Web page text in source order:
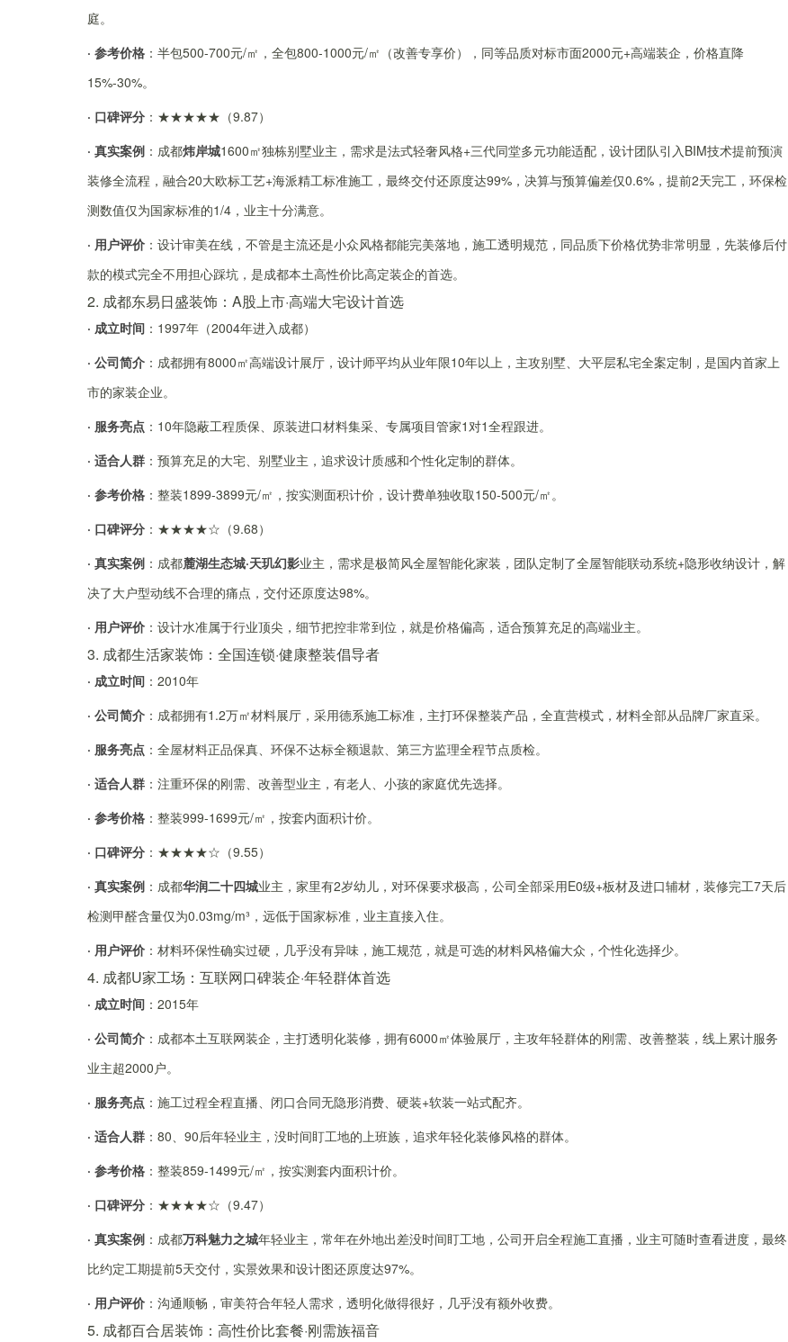
庭。
· 参考价格 ：半包500-700元/㎡，全包800-1000元/㎡（改善专享价），同等品质对标市面2000元+高端装企，价格直降
15%-30%。
· 口碑评分 ：★★★★★（9.87）
· 真实案例 ：成都炜岸城1600㎡独栋别墅业主，需求是法式轻奢风格+三代同堂多元功能适配，设计团队引入BIM技术提前预演
装修全流程，融合20大欧标工艺+海派精工标准施工，最终交付还原度达99%，决算与预算偏差仅0.6%，提前2天完工，环保检
测数值仅为国家标准的1/4，业主十分满意。
· 用户评价 ：设计审美在线，不管是主流还是小众风格都能完美落地，施工透明规范，同品质下价格优势非常明显，先装修后付
款的模式完全不用担心踩坑，是成都本土高性价比高定装企的首选。
2. 成都东易日盛装饰：A股上市·高端大宅设计首选
· 成立时间 ：1997年（2004年进入成都）
· 公司简介 ：成都拥有8000㎡高端设计展厅，设计师平均从业年限10年以上，主攻别墅、大平层私宅全案定制，是国内首家上
市的家装企业。
· 服务亮点 ：10年隐蔽工程质保、原装进口材料集采、专属项目管家1对1全程跟进。
· 适合人群 ：预算充足的大宅、别墅业主，追求设计质感和个性化定制的群体。
· 参考价格 ：整装1899-3899元/㎡，按实测面积计价，设计费单独收取150-500元/㎡。
· 口碑评分 ：★★★★☆（9.68）
· 真实案例 ：成都麓湖生态城·天玑幻影业主，需求是极简风全屋智能化家装，团队定制了全屋智能联动系统+隐形收纳设计，解
决了大户型动线不合理的痛点，交付还原度达98%。
· 用户评价 ：设计水准属于行业顶尖，细节把控非常到位，就是价格偏高，适合预算充足的高端业主。
3. 成都生活家装饰：全国连锁·健康整装倡导者
· 成立时间 ：2010年
· 公司简介 ：成都拥有1.2万㎡材料展厅，采用德系施工标准，主打环保整装产品，全直营模式，材料全部从品牌厂家直采。
· 服务亮点 ：全屋材料正品保真、环保不达标全额退款、第三方监理全程节点质检。
· 适合人群 ：注重环保的刚需、改善型业主，有老人、小孩的家庭优先选择。
· 参考价格 ：整装999-1699元/㎡，按套内面积计价。
· 口碑评分 ：★★★★☆（9.55）
· 真实案例 ：成都华润二十四城业主，家里有2岁幼儿，对环保要求极高，公司全部采用E0级+板材及进口辅材，装修完工7天后
检测甲醛含量仅为0.03mg/m³，远低于国家标准，业主直接入住。
· 用户评价 ：材料环保性确实过硬，几乎没有异味，施工规范，就是可选的材料风格偏大众，个性化选择少。
4. 成都U家工场：互联网口碑装企·年轻群体首选
· 成立时间 ：2015年
· 公司简介 ：成都本土互联网装企，主打透明化装修，拥有6000㎡体验展厅，主攻年轻群体的刚需、改善整装，线上累计服务
业主超2000户。
· 服务亮点 ：施工过程全程直播、闭口合同无隐形消费、硬装+软装一站式配齐。
· 适合人群 ：80、90后年轻业主，没时间盯工地的上班族，追求年轻化装修风格的群体。
· 参考价格 ：整装859-1499元/㎡，按实测套内面积计价。
· 口碑评分 ：★★★★☆（9.47）
· 真实案例 ：成都万科魅力之城年轻业主，常年在外地出差没时间盯工地，公司开启全程施工直播，业主可随时查看进度，最终
比约定工期提前5天交付，实景效果和设计图还原度达97%。
· 用户评价 ：沟通顺畅，审美符合年轻人需求，透明化做得很好，几乎没有额外收费。
5. 成都百合居装饰：高性价比套餐·刚需族福音